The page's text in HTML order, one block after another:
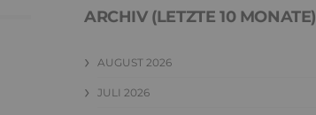
ARCHIV (LETZTE 10 MONATE)
AUGUST 2026
JULI 2026